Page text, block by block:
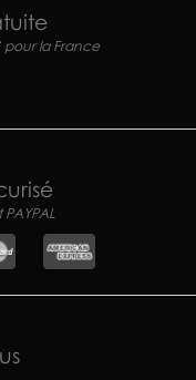
pour la France